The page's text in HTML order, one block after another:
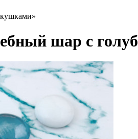
шар с